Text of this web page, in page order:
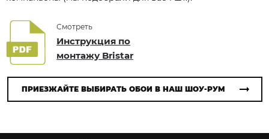
Смотреть
Инструкция по
монтажу Bristar
ПРИЕЗЖАЙТЕ ВЫБИРАТЬ ОБОИ В НАШ ШОУ-РУМ